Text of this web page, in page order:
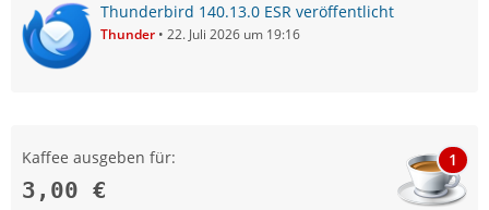
Thunderbird 140.13.0 ESR veröffentlicht
Thunder 22. Juli 2026 um 19:16
Kaffee ausgeben für:
3,00 €
1